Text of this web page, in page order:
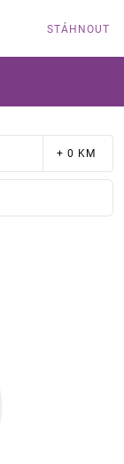
STÁHNOUT
+ 0 KM